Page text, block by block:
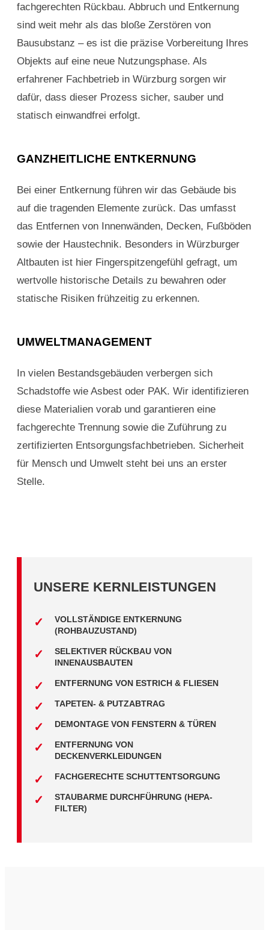
fachgerechten Rückbau. Abbruch und Entkernung
sind weit mehr als das bloße Zerstören von
Bausubstanz – es ist die präzise Vorbereitung Ihres
Objekts auf eine neue Nutzungsphase. Als
erfahrener Fachbetrieb in Würzburg sorgen wir
dafür, dass dieser Prozess sicher, sauber und
statisch einwandfrei erfolgt.
GANZHEITLICHE ENTKERNUNG
Bei einer Entkernung führen wir das Gebäude bis
auf die tragenden Elemente zurück. Das umfasst
das Entfernen von Innenwänden, Decken, Fußböden
sowie der Haustechnik. Besonders in Würzburger
Altbauten ist hier Fingerspitzengefühl gefragt, um
wertvolle historische Details zu bewahren oder
statische Risiken frühzeitig zu erkennen.
UMWELTMANAGEMENT
In vielen Bestandsgebäuden verbergen sich
Schadstoffe wie Asbest oder PAK. Wir identifizieren
diese Materialien vorab und garantieren eine
fachgerechte Trennung sowie die Zuführung zu
zertifizierten Entsorgungsfachbetrieben. Sicherheit
für Mensch und Umwelt steht bei uns an erster
Stelle.
UNSERE KERNLEISTUNGEN
VOLLSTÄNDIGE ENTKERNUNG
(ROHBAUZUSTAND)
SELEKTIVER RÜCKBAU VON
INNENAUSBAUTEN
ENTFERNUNG VON ESTRICH & FLIESEN
TAPETEN- & PUTZABTRAG
DEMONTAGE VON FENSTERN & TÜREN
ENTFERNUNG VON
DECKENVERKLEIDUNGEN
FACHGERECHTE SCHUTTENTSORGUNG
STAUBARME DURCHFÜHRUNG (HEPA-
FILTER)